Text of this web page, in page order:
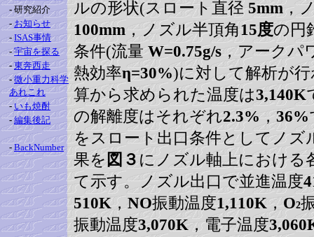
-研究紹介
- お知らせ
- ISAS事情
- 宇宙を探る
- 東奔西走
- 微小重力科学
あれこれ
- いも焼酎
- 編集後記
- BackNumber
ルの形状(スロート直径5mm，
100mm，ノズル半頂角15度の円
条件(流量W=0.75g/s，アークパ
熱効率η=30%)に対して解析が
算から求められた温度は3,140K
の解離度はそれぞれ2.3%，36%
をスロート出口条件としてノズ
果を図３にノズル軸上における
て示す。ノズル出口で並進温度
510K， NO振動温度1,110K，O2
振動温度3,070K，電子温度